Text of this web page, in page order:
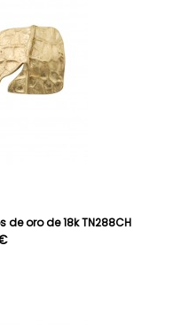
oro de 18k TN288CH